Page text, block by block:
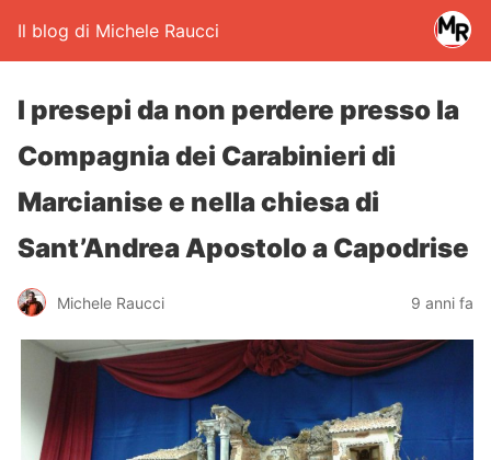
Il blog di Michele Raucci
I presepi da non perdere presso la
Compagnia dei Carabinieri di
Marcianise e nella chiesa di
Sant’Andrea Apostolo a Capodrise
Michele Raucci 9 anni fa